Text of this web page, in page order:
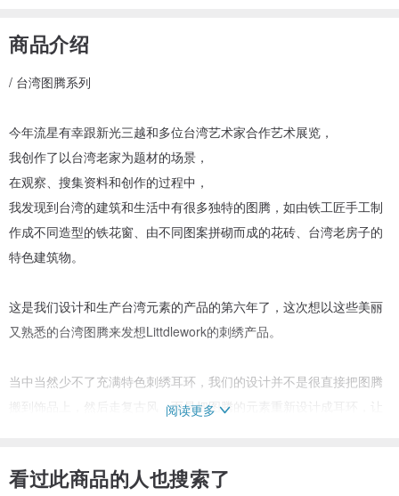
商品介绍
/ 台湾图腾系列
今年流星有幸跟新光三越和多位台湾艺术家合作艺术展览，
我创作了以台湾老家为题材的场景，
在观察、搜集资料和创作的过程中，
我发现到台湾的建筑和生活中有很多独特的图腾，如由铁工匠手工制
作成不同造型的铁花窗、由不同图案拼砌而成的花砖、台湾老房子的
特色建筑物。
这是我们设计和生产台湾元素的产品的第六年了，这次想以这些美丽
又熟悉的台湾图腾来发想Littdlework的刺绣产品。
当中当然少不了充满特色刺绣耳环，我们的设计并不是很直接把图腾
搬到饰品上，然后走复古风，而是把图腾的元素重新设计成耳环，让
/ 材质
阅读更多
看过此商品的人也搜索了